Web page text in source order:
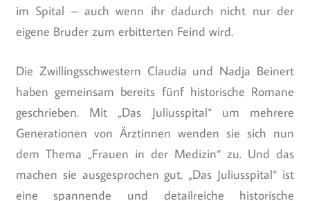
im Spital – auch wenn ihr dadurch nicht nur der
eigene Bruder zum erbitterten Feind wird.
Die Zwillingsschwestern Claudia und Nadja Beinert
haben gemeinsam bereits fünf historische Romane
geschrieben. Mit „Das Juliusspital“ um mehrere
Generationen von Ärztinnen wenden sie sich nun
dem Thema „Frauen in der Medizin“ zu. Und das
machen sie ausgesprochen gut. „Das Juliusspital“ ist
eine spannende und detailreiche historische